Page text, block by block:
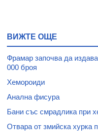
ВИЖТЕ ОЩЕ
Фрамар започва да
000 броя
Хемороиди
Анална фисура
Бани със смрадлика при
Отвара от змийска хурка